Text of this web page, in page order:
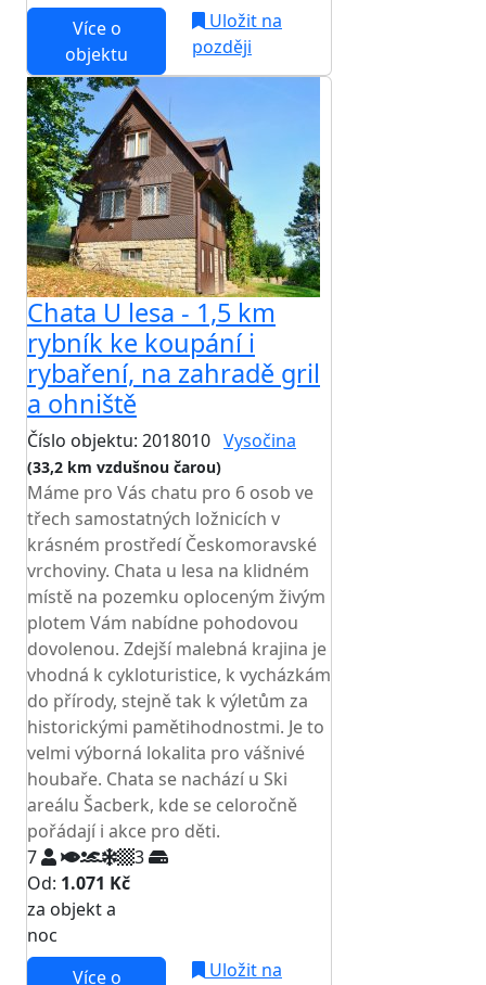
Více o
objektu
Uložit na
později
Chata U lesa - 1,5 km
rybník ke koupání i
rybaření, na zahradě gril
a ohniště
Číslo objektu: 2018010 Vysočina
(33,2 km vzdušnou čarou)
Máme pro Vás chatu pro 6 osob ve
třech samostatných ložnicích v
krásném prostředí Českomoravské
vrchoviny. Chata u lesa na klidném
místě na pozemku oploceným živým
plotem Vám nabídne pohodovou
dovolenou. Zdejší malebná krajina je
vhodná k cykloturistice, k vycházkám
do přírody, stejně tak k výletům za
historickými pamětihodnostmi. Je to
velmi výborná lokalita pro vášnivé
houbaře. Chata se nachází u Ski
areálu Šacberk, kde se celoročně
pořádají i akce pro děti.
7
3
Od: 1.071 Kč
za objekt a
noc
Více o
Uložit na